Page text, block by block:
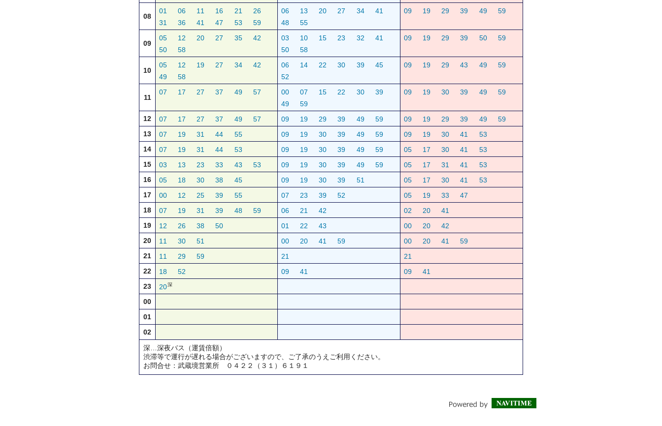
08
01 06 11 16 21
26
31
36 41 47 53 59
06 13 20 27 34
41
48
55
09 19 29 39 49 59
09
05 12 20 27 35
42
50
58
03 10 15 23 32
41
50
58
09 19 29 39 50 59
10
05 12 19 27 34
42
49
58
06 14 22 30 39
45
52
09 19 29 43 49 59
11
07 17 27 37 49 57 00 07 15 22 30
39
49
59
09 19 30 39 49 59
12 07 17 27 37 49 57 09 19 29 39 49 59 09 19 29 39 49
59
13
07 19 31 44 55 09 19 30 39 49 59 09 19 30 41
53
14
07 19 31 44 53 09 19 30 39 49 59 05 17 30 41
53
15
03 13 23 33 43 53 09 19 30 39 49 59 05 17 31 41
53
16
05 18 30 38 45 09 19 30 39 51 05 17 30 41
53
17
00 12 25 39 55 07 23 39 52 05 19 33
47
18
07 19 31 39 48 59 06 21 42 02 20
41
19
12 26 38 50 01 22 43 00 20
42
20
11 30 51 00 20 41 59 00 20 41
59
21
11 29 59 21
21
22
18 52 09 41 09
41
23
20深
00
01
02
深…深夜バス（運賃倍額）
渋滞等で運行が遅れる場合がございますので、ご了承のうえご利用ください。
お問合せ：武蔵境営業所 ０４２２（３１）６１９１